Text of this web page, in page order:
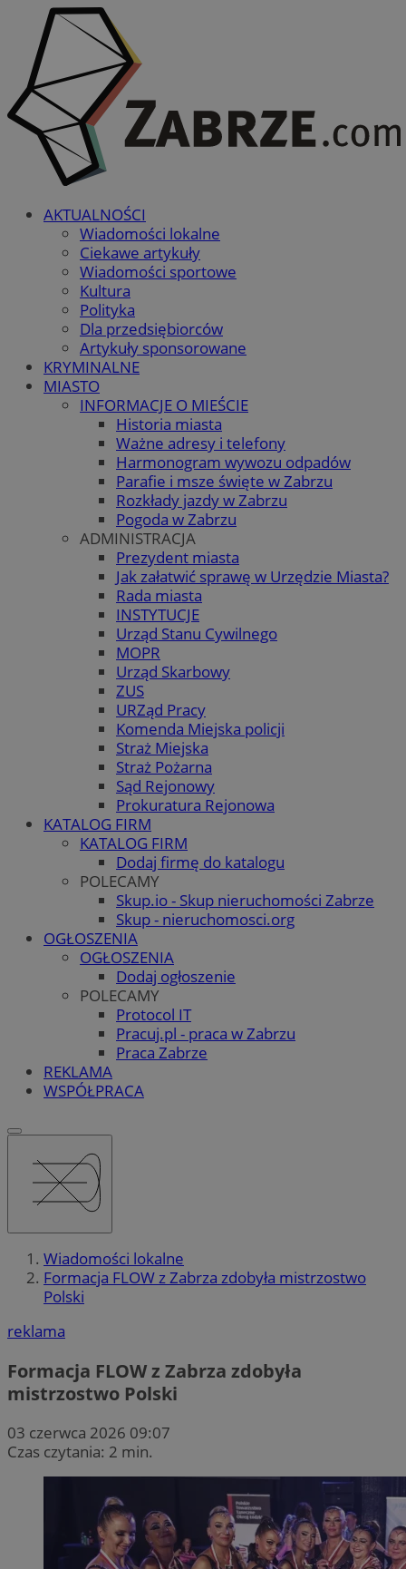
AKTUALNOŚCI
Wiadomości lokalne
Ciekawe artykuły
Wiadomości sportowe
Kultura
Polityka
Dla przedsiębiorców
Artykuły sponsorowane
KRYMINALNE
MIASTO
INFORMACJE O MIEŚCIE
Historia miasta
Ważne adresy i telefony
Harmonogram wywozu odpadów
Parafie i msze święte w Zabrzu
Rozkłady jazdy w Zabrzu
Pogoda w Zabrzu
ADMINISTRACJA
Prezydent miasta
Jak załatwić sprawę w Urzędzie Miasta?
Rada miasta
INSTYTUCJE
Urząd Stanu Cywilnego
MOPR
Urząd Skarbowy
ZUS
URZąd Pracy
Komenda Miejska policji
Straż Miejska
Straż Pożarna
Sąd Rejonowy
Prokuratura Rejonowa
KATALOG FIRM
KATALOG FIRM
Dodaj firmę do katalogu
POLECAMY
Skup.io - Skup nieruchomości Zabrze
Skup - nieruchomosci.org
OGŁOSZENIA
OGŁOSZENIA
Dodaj ogłoszenie
POLECAMY
Protocol IT
Pracuj.pl - praca w Zabrzu
Praca Zabrze
REKLAMA
WSPÓŁPRACA
Wiadomości lokalne
Formacja FLOW z Zabrza zdobyła mistrzostwo
Polski
reklama
Formacja FLOW z Zabrza zdobyła
mistrzostwo Polski
03 czerwca 2026 09:07
Czas czytania: 2 min.